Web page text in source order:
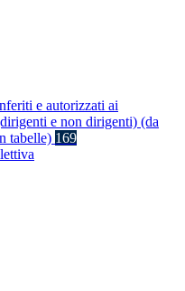
e autorizzati ai
e non dirigenti) (da
tabelle) 169